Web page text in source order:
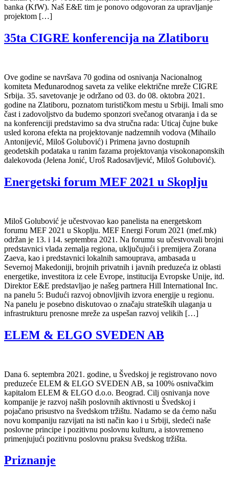
banka (KfW). Naš E&E tim je ponovo odgovoran za upravljanje
projektom […]
35ta CIGRE konferencija na Zlatiboru
Ove godine se navršava 70 godina od osnivanja Nacionalnog
komiteta Međunarodnog saveta za velike električne mreže CIGRE
Srbija. 35. savetovanje je održano od 03. do 08. oktobra 2021.
godine na Zlatiboru, poznatom turističkom mestu u Srbiji. Imali smo
čast i zadovoljstvo da budemo sponzori svečanog otvaranja i da se
na konferenciji predstavimo sa dva stručna rada: Uticaj čujne buke
usled korona efekta na projektovanje nadzemnih vodova (Mihailo
Antonijević, Miloš Golubović) i Primena javno dostupnih
geodetskih podataka u ranim fazama projektovanja visokonaponskih
dalekovoda (Jelena Jonić, Uroš Radosavljević, Miloš Golubović).
Energetski forum MEF 2021 u Skoplju
Miloš Golubović je učestvovao kao panelista na energetskom
forumu MEF 2021 u Skoplju. MEF Energi Forum 2021 (mef.mk)
održan je 13. i 14. septembra 2021. Na forumu su učestvovali brojni
predstavnici vlada zemalja regiona, uključujući i premijera Zorana
Zaeva, kao i predstavnici lokalnih samouprava, ambasada u
Severnoj Makedoniji, brojnih privatnih i javnih preduzeća iz oblasti
energetike, investitora iz cele Evrope, institucija Evropske Unije, itd.
Direktor E&E predstavljao je našeg partnera Hill International Inc.
na panelu 5: Budući razvoj obnovljivih izvora energije u regionu.
Na panelu je posebno diskutovao o značaju strateških ulaganja u
infrastrukturu prenosne mreže za uspešan razvoj velikih […]
ELEM & ELGO SVEDEN AB
Dana 6. septembra 2021. godine, u Švedskoj je registrovano novo
preduzeće ELEM & ELGO SVEDEN AB, sa 100% osnivačkim
kapitalom ELEM & ELGO d.o.o. Beograd. Cilj osnivanja nove
kompanije je razvoj naših poslovnih aktivnosti u Švedskoj i
pojačano prisustvo na švedskom tržištu. Nadamo se da ćemo našu
novu kompaniju razvijati na isti način kao i u Srbiji, sledeći naše
poslovne principe i pozitivnu poslovnu kulturu, a istovremeno
primenjujući pozitivnu poslovnu praksu švedskog tržišta.
Priznanje